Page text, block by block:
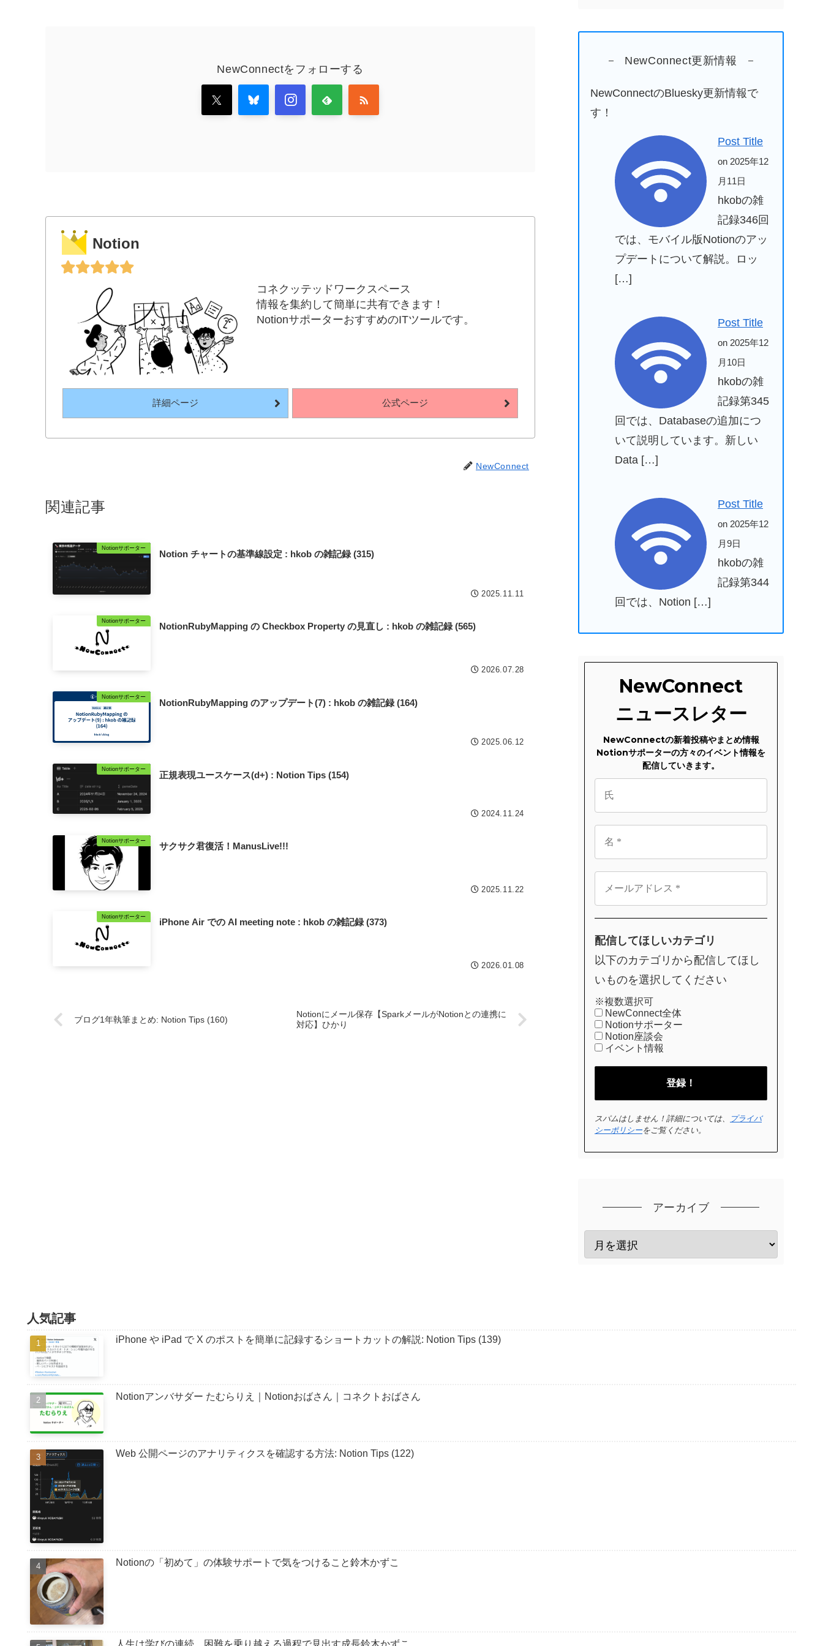
NewConnectをフォローする
Notion
コネクッテッドワークスペース
情報を集約して簡単に共有できます！
NotionサポーターおすすめのITツールです。
詳細ページ 公式ページ
NewConnect
関連記事
Notionサポーター
Notion チャートの基準線設定 : hkob の雑記録 (315)
2025.11.11
Notionサポーター
NotionRubyMapping の Checkbox Property の見直し : hkob の雑記録 (565)
2026.07.28
Notionサポーター
NotionRubyMapping のアップデート(7) : hkob の雑記録 (164)
2025.06.12
Notionサポーター
正規表現ユースケース(d+) : Notion Tips (154)
2024.11.24
Notionサポーター
サクサク君復活！ManusLive!!!
2025.11.22
Notionサポーター
iPhone Air での AI meeting note : hkob の雑記録 (373)
2026.01.08
ブログ1年執筆まとめ: Notion Tips (160)
Notionにメール保存【SparkメールがNotionとの連携に
対応】ひかり
NewConnect更新情報
NewConnectのBluesky更新情報で
す！
Post Title
on 2025年12
月11日
hkobの雑
記録346回
では、モバイル版Notionのアッ
プデートについて解説。ロッ
[…]
Post Title
on 2025年12
月10日
hkobの雑
記録第345
回では、Databaseの追加につ
いて説明しています。新しい
Data […]
Post Title
on 2025年12
月9日
hkobの雑
記録第344
回では、Notion […]
NewConnect
ニュースレター
NewConnectの新着投稿やまとめ情報
Notionサポーターの方々のイベント情報を
配信していきます。
配信してほしいカテゴリ
以下のカテゴリから配信してほし
いものを選択してください
※複数選択可
NewConnect全体
Notionサポーター
Notion座談会
イベント情報
スパムはしません！詳細については、
プライバ
シーポリシーをご覧ください。
アーカイブ
人気記事
iPhone や iPad で X のポストを簡単に記録するショートカットの解説: Notion Tips (139)
Notionアンバサダー たむらりえ｜Notionおばさん｜コネクトおばさん
Web 公開ページのアナリティクスを確認する方法: Notion Tips (122)
Notionの「初めて」の体験サポートで気をつけること鈴木かずこ
人生は学びの連続 困難を乗り越える過程で見出す成長鈴木かずこ